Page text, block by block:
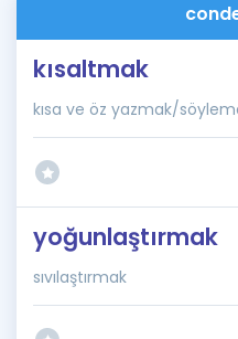
İngilizce Gramer
kısaltmak
kısa ve öz yazmak/
yoğunlaştırmak
sıvılaştırmak